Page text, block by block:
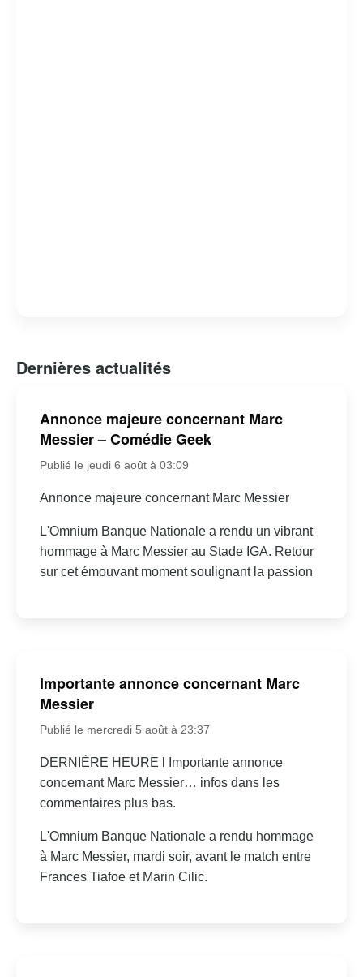
Dernières actualités
Annonce majeure concernant Marc
Messier – Comédie Geek
Publié le jeudi 6 août à 03:09
Annonce majeure concernant Marc Messier
L'Omnium Banque Nationale a rendu un vibrant
hommage à Marc Messier au Stade IGA. Retour
sur cet émouvant moment soulignant la passion
Importante annonce concernant Marc
Messier
Publié le mercredi 5 août à 23:37
DERNIÈRE HEURE l Importante annonce
concernant Marc Messier… infos dans les
commentaires plus bas.
L'Omnium Banque Nationale a rendu hommage
à Marc Messier, mardi soir, avant le match entre
Frances Tiafoe et Marin Cilic.